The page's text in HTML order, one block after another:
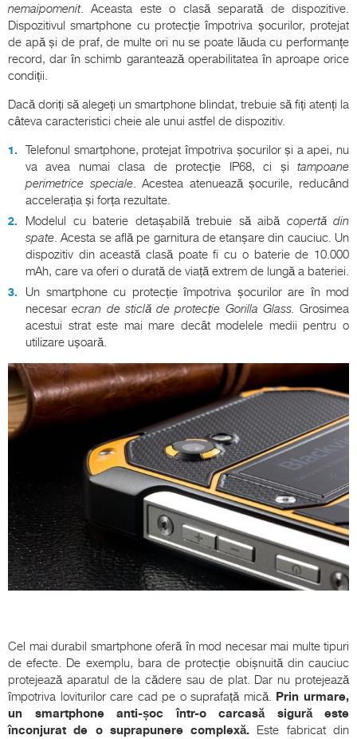
nemaipomenit. Aceasta este o clasă separată de dispozitive.
Dispozitivul smartphone cu protecție împotriva șocurilor, protejat
de apă și de praf, de multe ori nu se poate lăuda cu performanțe
record, dar în schimb garantează operabilitatea în aproape orice
condiții.
Dacă doriți să alegeți un smartphone blindat, trebuie să fiți atenți la
câteva caracteristici cheie ale unui astfel de dispozitiv.
Telefonul smartphone, protejat împotriva șocurilor și a apei, nu
va avea numai clasa de protecție IP68, ci și tampoane
perimetrice speciale. Acestea atenuează șocurile, reducând
accelerația și forța rezultate.
Modelul cu baterie detașabilă trebuie să aibă copertă din
spate. Acesta se află pe garnitura de etanșare din cauciuc. Un
dispozitiv din această clasă poate fi cu o baterie de 10.000
mAh, care va oferi o durată de viață extrem de lungă a bateriei.
Un smartphone cu protecție împotriva șocurilor are în mod
necesarecran de sticlă de protecție Gorilla Glass. Grosimea
acestui strat este mai mare decât modelele medii pentru o
utilizare ușoară.
Cel mai durabil smartphone oferă în mod necesar mai multe tipuri
de efecte. De exemplu, bara de protecție obișnuită din cauciuc
protejează aparatul de la cădere sau de plat. Dar nu protejează
împotriva loviturilor care cad pe o suprafață mică. Prin urmare,
un smartphone anti-șoc într-o carcasă sigură este
înconjurat de o suprapunere complexă. Este fabricat din